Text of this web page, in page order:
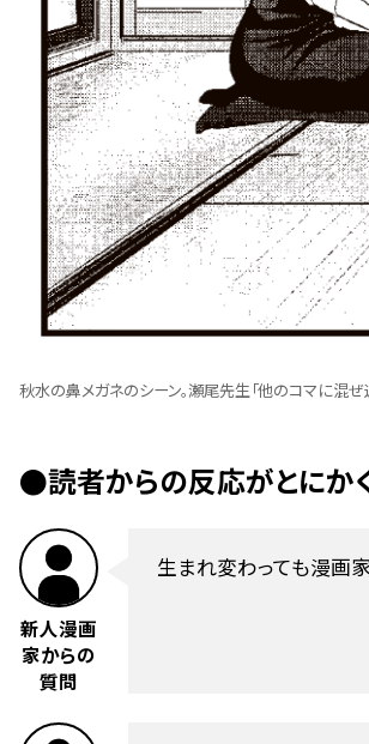
秋水の鼻メガネのシーン。瀬尾先生「他のコマに混ぜ
●読者からの反応がとにか
新人漫画
家からの
質問
生まれ変わっても漫画